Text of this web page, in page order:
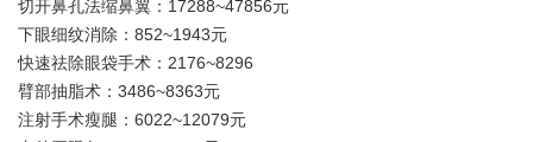
切开鼻孔法缩鼻翼：17288~47856元
下眼细纹消除：852~1943元
快速祛除眼袋手术：2176~8296
臂部抽脂术：3486~8363元
注射手术瘦腿：6022~12079元